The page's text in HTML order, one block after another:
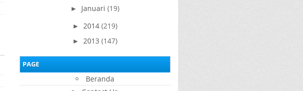
► Januari (19)
► 2014 (219)
► 2013 (147)
PAGE
Beranda